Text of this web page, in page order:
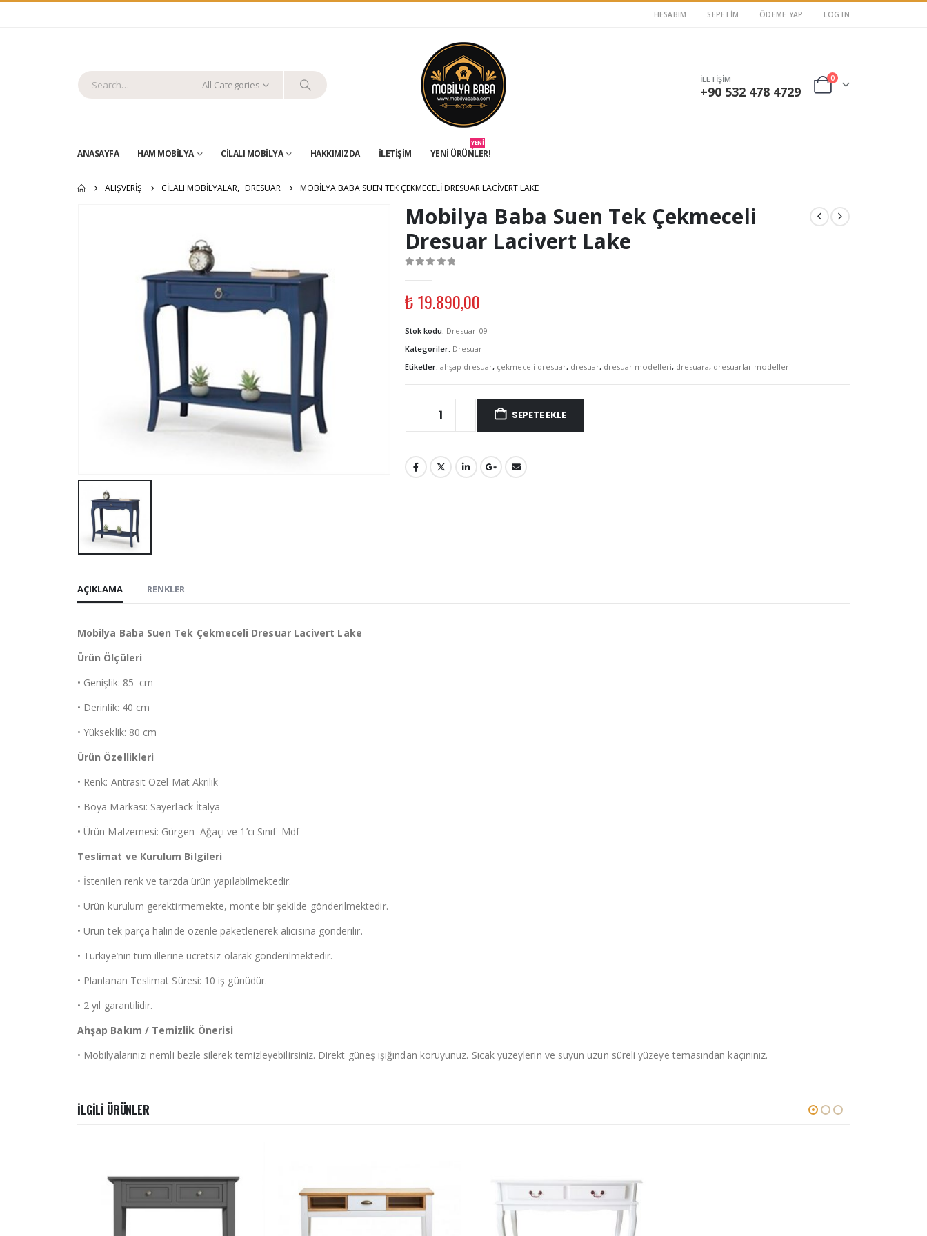
HESABIM SEPETIM ÖDEME YAP LOG IN
All Categories İLETİŞİM
+90 532 478 4729
0
ANASAYFA HAM MOBILYA CILALI MOBILYA HAKKIMIZDA İLETIŞIM YENİ ÜRÜNLER!
YENİ
ALIŞVERIŞ CİLALI MOBİLYALAR, DRESUAR MOBILYA BABA SUEN TEK ÇEKMECELI DRESUAR LACIVERT LAKE
Mobilya Baba Suen Tek Çekmeceli
Dresuar Lacivert Lake
₺19.890,00
Stok kodu: Dresuar-09
Kategoriler: Dresuar
Etiketler: ahşap dresuar, çekmeceli dresuar, dresuar, dresuar modelleri, dresuara, dresuarlar modelleri
SEPETE EKLE
AÇIKLAMA RENKLER
Mobilya Baba Suen Tek Çekmeceli Dresuar Lacivert Lake
Ürün Ölçüleri
• Genişlik: 85 cm
• Derinlik: 40 cm
• Yükseklik: 80 cm
Ürün Özellikleri
• Renk: Antrasit Özel Mat Akrilik
• Boya Markası: Sayerlack İtalya
• Ürün Malzemesi: Gürgen Ağaçı ve 1’cı Sınıf Mdf
Teslimat ve Kurulum Bilgileri
• İstenilen renk ve tarzda ürün yapılabilmektedir.
• Ürün kurulum gerektirmemekte, monte bir şekilde gönderilmektedir.
• Ürün tek parça halinde özenle paketlenerek alıcısına gönderilir.
• Türkiye’nin tüm illerine ücretsiz olarak gönderilmektedir.
• Planlanan Teslimat Süresi: 10 iş günüdür.
• 2 yıl garantilidir.
Ahşap Bakım / Temizlik Önerisi
• Mobilyalarınızı nemli bezle silerek temizleyebilirsiniz. Direkt güneş ışığından koruyunuz. Sıcak yüzeylerin ve suyun uzun süreli yüzeye temasından kaçınınız.
İLGILI ÜRÜNLER